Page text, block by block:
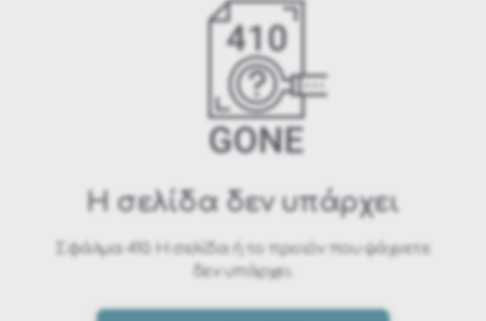
Η σελίδα δεν υπάρχει
Σφάλμα 410. Η σελίδα ή το προϊόν που ψάχνετε
δεν υπάρχει.